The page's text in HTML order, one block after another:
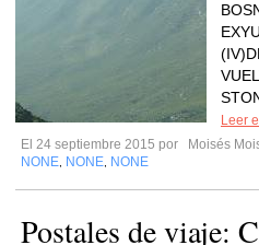
Leer
El 24 septiembre 2015 por
Moisés
NONE NONE NONE
Postales de viaje: